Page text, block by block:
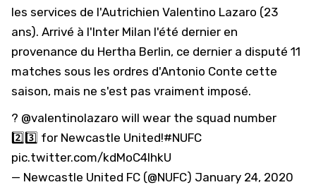
les services de l'Autrichien Valentino Lazaro (23
ans). Arrivé à l'Inter Milan l'été dernier en
provenance du Hertha Berlin, ce dernier a disputé 11
matches sous les ordres d'Antonio Conte cette
saison, mais ne s'est pas vraiment imposé.
? @valentinolazaro will wear the squad number
2️⃣3️⃣ for Newcastle United!#NUFC
pic.twitter.com/kdMoC4IhkU
— Newcastle United FC (@NUFC) January 24, 2020